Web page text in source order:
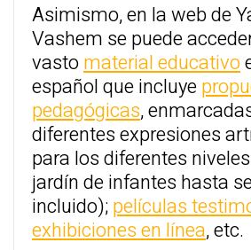
Asimismo, en la web de
Vashem se puede
vastomaterial educativo
español que incluye
pedagógicas,
diferentes expresiones
para los diferentes
jardín de infantes hasta
incluido);películas
exhibiciones en línea, etc.